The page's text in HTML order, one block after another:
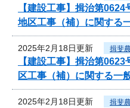
【建設工事】揖治第
地区工事（補）に関する
2025年2月18日更新 揖斐
【建設工事】揖治第
区工事（補）に関する一
2025年2月18日更新 揖斐